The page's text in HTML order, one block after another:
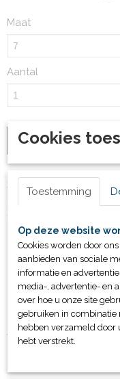
Maat
Aantal
IN
Specificaties
Bruto gewicht
1,00 Kg
OP=OP
Ivm de enorme
juist weergegeven
hier zsm over
Cookies
Toestemming
Op deze website
Cookies worden door
aanbieden van sociale
informatie en
media-, advertentie- en
over hoe u onze site
gebruiken in combinatie
hebben verzameld door
hebt verstrekt.